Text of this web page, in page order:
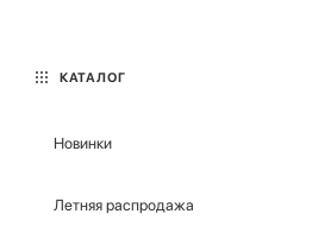
КАТАЛОГ
Новинки
Летняя распродажа